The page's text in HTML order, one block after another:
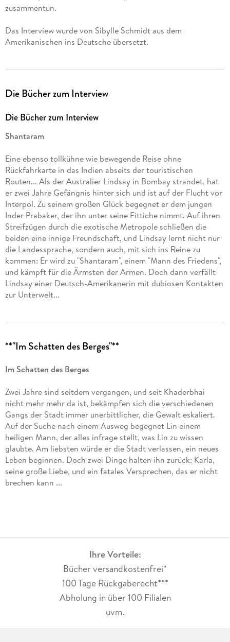
zusammentun.
Das Interview wurde von Sibylle Schmidt aus dem
Amerikanischen ins Deutsche übersetzt.
Die Bücher zum Interview
Die Bücher zum Interview
Shantaram
Eine ebenso tollkühne wie bewegende Reise ohne
Rückfahrkarte in das Indien abseits der touristischen
Routen... Als der Australier Lindsay in Bombay strandet, hat
er zwei Jahre Gefängnis hinter sich und ist auf der Flucht vor
Interpol. Zu seinem großen Glück begegnet er dem jungen
Inder Prabaker, der ihn unter seine Fittiche nimmt. Auf ihren
Streifzügen durch die exotische Metropole schließen die
beiden eine innige Freundschaft, und Lindsay lernt nicht nur
die Landessprache, sondern auch, mit sich ins Reine zu
kommen: Er wird zu "Shantaram", einem "Mann des Friedens",
und kämpft für die Ärmsten der Armen. Doch dann verfällt
Lindsay einer Deutsch-Amerikanerin mit dubiosen Kontakten
zur Unterwelt...
**"Im Schatten des Berges"**
Im Schatten des Berges
Zwei Jahre sind seitdem vergangen, und seit Khaderbhai
nicht mehr mehr da ist, bekämpfen sich die verschiedenen
Gangs der Stadt immer unerbittlicher, die Gewalt eskaliert.
Auf der Suche nach einem Ausweg begegnet Lin einem
heiligen Mann, der alles infrage stellt, was Lin zu wissen
glaubte. Am liebsten würde er die Stadt verlassen, ein neues
Leben beginnen. Doch zwei Dinge halten ihn zurück: Karla,
seine große Liebe, und ein fatales Versprechen, das er nicht
brechen kann ...
Ihre Vorteile:
Bücher versandkostenfrei*
100 Tage Rückgaberecht***
Abholung in über 100 Filialen
uvm.